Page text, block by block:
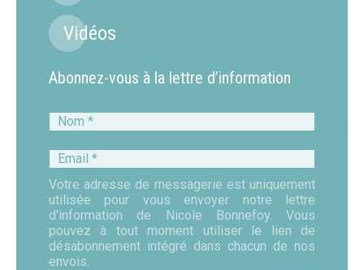
Vidéos
Abonnez-vous à la lettre d’information
Nom
Email
Votre adresse de messagerie est uniquement
utilisée pour vous envoyer notre lettre
d'information de Nicole Bonnefoy. Vous
pouvez à tout moment utiliser le lien de
désabonnement intégré dans chacun de nos
envois.